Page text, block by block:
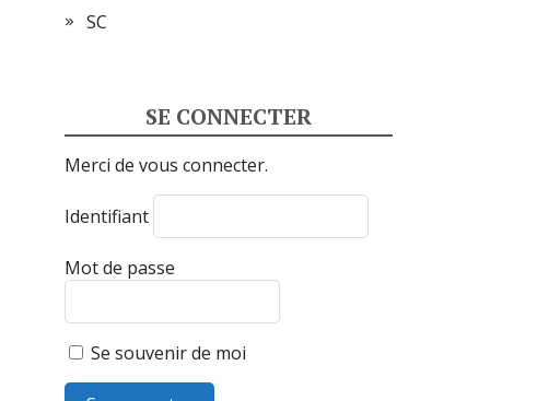
SC
SE CONNECTER
Merci de vous connecter.
Identifiant
Mot de passe
Se souvenir de moi